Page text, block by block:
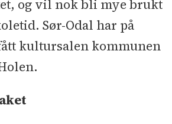
og vil nok bli mye brukt
Sør-Odal har på
kultursalen kommunen